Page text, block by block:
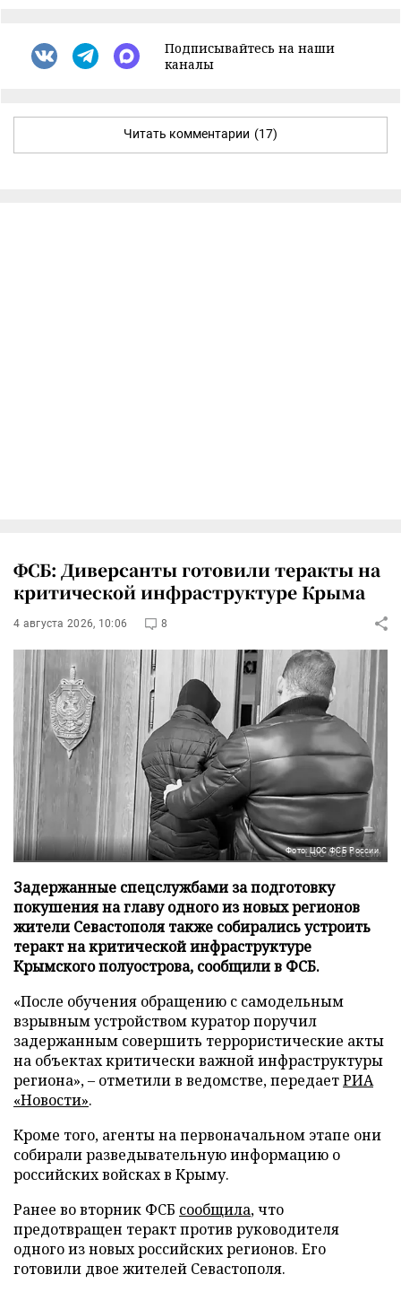
Подписывайтесь на наши
каналы
Читать комментарии (17)
ФСБ: Диверсанты готовили теракты на
критической инфраструктуре Крыма
4 августа 2026, 10:06 8
Фото: ЦОС ФСБ России
Задержанные спецслужбами за подготовку
покушения на главу одного из новых регионов
жители Севастополя также собирались устроить
теракт на критической инфраструктуре
Крымского полуострова, сообщили в ФСБ.
«После обучения обращению с самодельным
взрывным устройством куратор поручил
задержанным совершить террористические акты
на объектах критически важной инфраструктуры
региона», – отметили в ведомстве, передаетРИА
«Новости».
Кроме того, агенты на первоначальном этапе они
собирали разведывательную информацию о
российских войсках в Крыму.
Ранее во вторник ФСБ сообщила, что
предотвращен теракт против руководителя
одного из новых российских регионов. Его
готовили двое жителей Севастополя.